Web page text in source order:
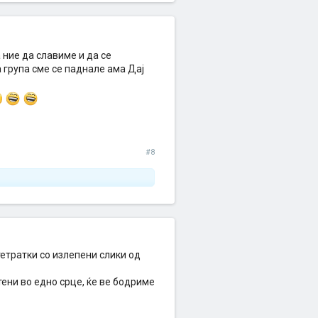
на
Србија
ние да славиме и да се
сме се паднале ама Дај
#8
со излепени слики од
во едно срце, ќе ве бодриме